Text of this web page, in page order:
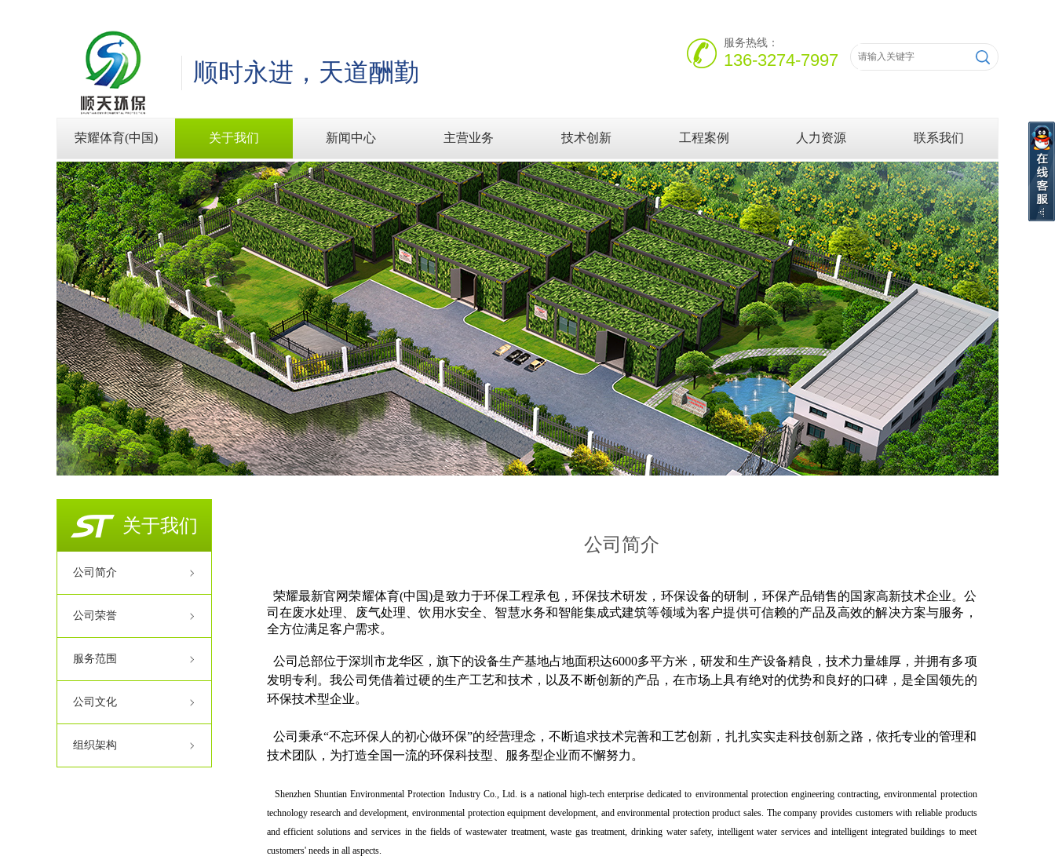
顺时永进，天道酬勤
服务热线：
136-3274-7997
荣耀体育(中国) 关于我们 新闻中心 主营业务 技术创新 工程案例 人力资源 联系我们
关于我们
公司简介
公司荣誉
服务范围
公司文化
组织架构
公司简介
荣耀最新官网荣耀体育(中国)是致力于环保工程承包，环保技术研发，环保设备的研制，环保产品销售的国家高新技术企业。公
司在废水处理、废气处理、饮用水安全、智慧水务和智能集成式建筑等领域为客户提供可信赖的产品及高效的解决方案与服务，
全方位满足客户需求。
公司总部位于深圳市龙华区，旗下的设备生产基地占地面积达6000多平方米，研发和生产设备精良，技术力量雄厚，并拥有多项
发明专利。我公司凭借着过硬的生产工艺和技术，以及不断创新的产品，在市场上具有绝对的优势和良好的口碑，是全国领先的
环保技术型企业。
公司秉承“不忘环保人的初心做环保”的经营理念，不断追求技术完善和工艺创新，扎扎实实走科技创新之路，依托专业的管理和
技术团队，为打造全国一流的环保科技型、服务型企业而不懈努力。
Shenzhen Shuntian Environmental Protection Industry Co., Ltd. is a national high-tech enterprise dedicated to environmental protection engineering contracting, environmental protection
technology research and development, environmental protection equipment development, and environmental protection product sales. The company provides customers with reliable products
and efficient solutions and services in the fields of wastewater treatment, waste gas treatment, drinking water safety, intelligent water services and intelligent integrated buildings to meet
customers' needs in all aspects.